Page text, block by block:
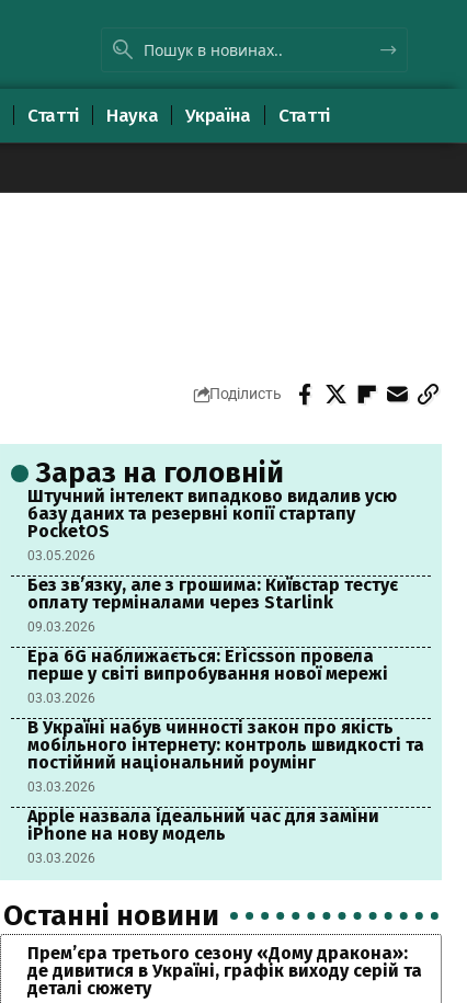
Статті Наука Україна Статті
Поділисть
Зараз на головній
Штучний інтелект випадково видалив усю
базу даних та резервні копії стартапу
PocketOS
03.05.2026
Без зв’язку, але з грошима: Київстар тестує
оплату терміналами через Starlink
09.03.2026
Ера 6G наближається: Ericsson провела
перше у світі випробування нової мережі
03.03.2026
В Україні набув чинності закон про якість
мобільного інтернету: контроль швидкості та
постійний національний роумінг
03.03.2026
Apple назвала ідеальний час для заміни
iPhone на нову модель
03.03.2026
Останні новини
Прем’єра третього сезону «Дому дракона»:
де дивитися в Україні, графік виходу серій та
деталі сюжету